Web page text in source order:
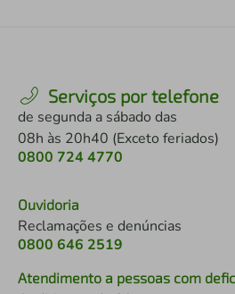
Serviços por telefone
de segunda a sábado das
08h às 20h40 (Exceto feriados)
0800 724 4770
Ouvidoria
Reclamações e denúncias
0800 646 2519
Atendimento a pessoas com